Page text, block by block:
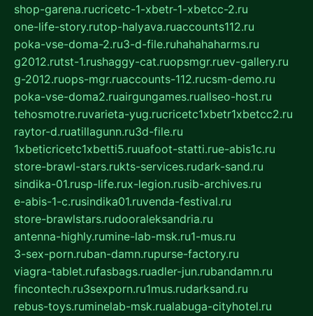
shop-garena.rucricetc-1-xbetr-1-xbetcc-2.ru
one-life-story.rutop-halyava.ruaccounts112.ru
poka-vse-doma-2.ru3-d-file.ruhahahaharms.ru
g2012.rutst-1.rushaggy-cat.ruopsmgr.ruev-gallery.ru
g-2012.ruops-mgr.ruaccounts-112.rucsm-demo.ru
poka-vse-doma2.ruairgungames.ruallseo-host.ru
tehosmotre.ruvarieta-yug.rucricetc1xbetr1xbetcc2.ru
raytor-d.ruatillagunn.ru3d-file.ru
1xbeticricetc1xbetti5.ruuafoot-statti.rue-abis1c.ru
store-brawl-stars.rukts-services.rudark-sand.ru
sindika-01.rusp-life.rux-legion.rusib-archives.ru
e-abis-1-c.rusindika01.ruvenda-festival.ru
store-brawlstars.rudooraleksandria.ru
antenna-highly.rumine-lab-msk.ru1-mus.ru
3-sex-porn.ruban-damn.rupurse-factory.ru
viagra-tablet.rufasbags.ruadler-jun.rubandamn.ru
fincontech.ru3sexporn.ru1mus.rudarksand.ru
rebus-toys.ruminelab-msk.rualabuga-cityhotel.ru